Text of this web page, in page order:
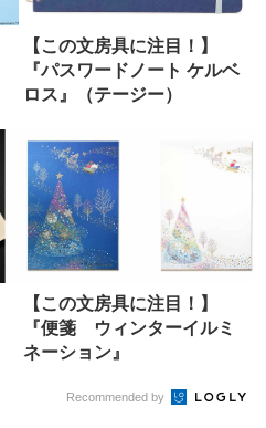
【この文房具に注目！】
『パスワードノート ケルベ
ロス』（テージー）
【この文房具に注目！】
『便箋 ウィンターイルミ
ネーション』
Recommended by